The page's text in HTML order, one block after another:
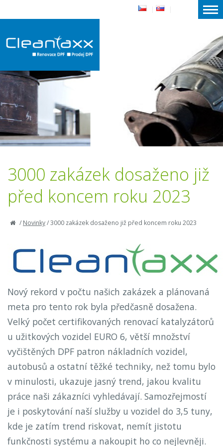
3000 zakázek dosaženo již
před koncem roku 2023
/Novinky/3000 zakázek dosaženo již před koncem roku 2023
Nový rekord v počtu našich zakázek a plánovaná
meta pro tento rok byla předčasně dosažena.
Velký počet certifikovaných renovací katalyzátorů
u užitkových vozidel EURO 6, větší množství
vyčištěných DPF patron nákladních vozidel,
autobusů a ostatní těžké techniky, než tomu bylo
v minulosti, ukazuje jasný trend, jakou kvalitu
práce naši zákazníci vyhledávají. Samozřejmostí
je i poskytování naší služby u vozidel do 3,5 tuny,
kde je zatím trend riskovat, nemít jistotu
funkčnosti systému a nakoupit ho co nejlevněji.